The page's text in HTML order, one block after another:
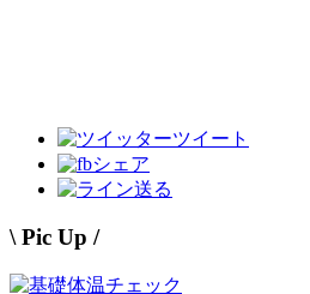
ツイート
シェア
送る
\ Pic Up /